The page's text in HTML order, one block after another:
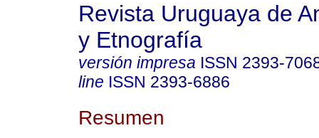
Revista Uruguaya de
y Etnografía
versión impresa ISSN 2393-
line ISSN 2393-6886
Resumen